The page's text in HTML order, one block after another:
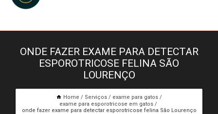
ONDE FAZER EXAME PARA DETECTAR
ESPOROTRICOSE FELINA SÃO
LOURENÇO
Home Serviços
exame para gatos
exame para esporotricose em gatos
onde fazer exame para detectar esporotricose felina São Lourenço